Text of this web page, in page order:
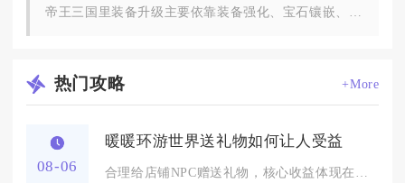
热门攻略 +More
08-06
暖暖环游世界送礼物如何让人受益